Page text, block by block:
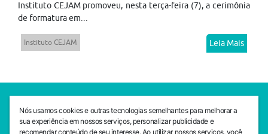
Instituto CEJAM promoveu, nesta terça-feira (7), a cerimônia
de formatura em...
Instituto CEJAM Leia Mais
SEDE CEJAM
Av. da Liberdade, 765, Liberdade, São Paulo, 01503-001
(11) 3469 - 1818
Nós usamos cookies e outras tecnologias semelhantes para melhorar a
sua experiência em nossos serviços, personalizar publicidade e
recomendar conteúdo de seu interesse. Ao utilizar nossos serviços, você